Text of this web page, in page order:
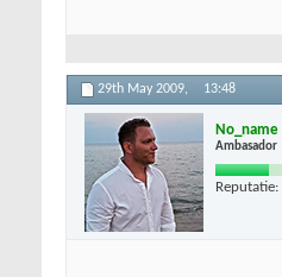
29th May 2009, 13:48
No_name
Ambasador
Reputatie: